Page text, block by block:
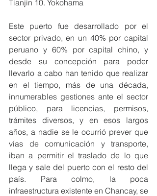
Tianjin 10. Yokohama
Este puerto fue desarrollado por el
sector privado, en un 40% por capital
peruano y 60% por capital chino, y
desde su concepción para poder
llevarlo a cabo han tenido que realizar
en el tiempo, más de una década,
innumerables gestiones ante el sector
público, para licencias, permisos,
trámites diversos, y en esos largos
años, a nadie se le ocurrió prever que
vías de comunicación y transporte,
iban a permitir el traslado de lo que
llega y sale del puerto con el resto del
país. Para colmo, la poca
infraestructura existente en Chancay, se